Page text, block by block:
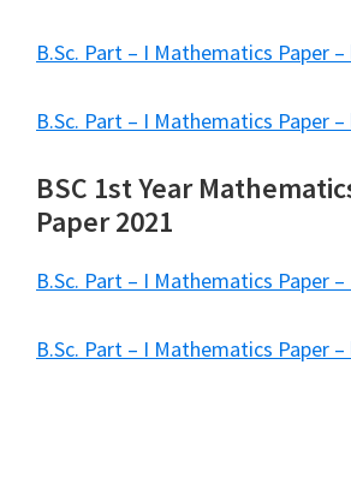
B.Sc. Part – I Mathematics Paper
B.Sc. Part – I Mathematics Paper
BSC 1st Year
Paper 2021
B.Sc. Part – I Mathematics Paper
B.Sc. Part – I Mathematics Paper